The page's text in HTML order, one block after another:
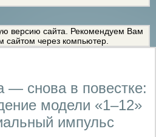
версию сайта. Рекомендуем Вам
сайтом через компьютер.
— снова в повестке:
модели «1–12»
импульс